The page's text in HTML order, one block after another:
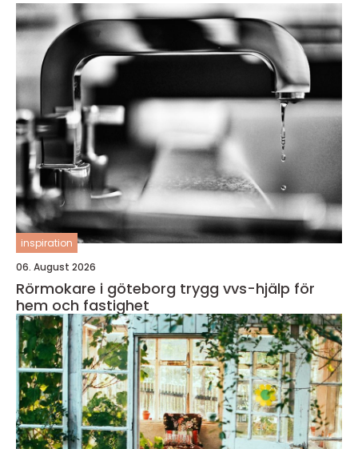
inspiration
06. August 2026
Rörmokare i göteborg trygg vvs-hjälp för
hem och fastighet